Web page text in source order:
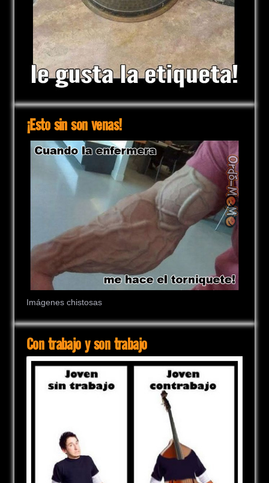
¡Esto sin son venas!
Imágenes chistosas
Con trabajo y son trabajo